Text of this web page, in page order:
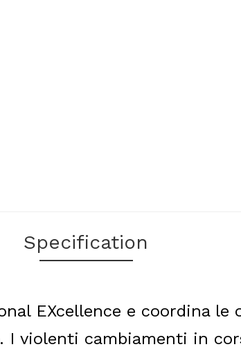
Specification
EXcellence e coordina
I violenti cambiamenti in